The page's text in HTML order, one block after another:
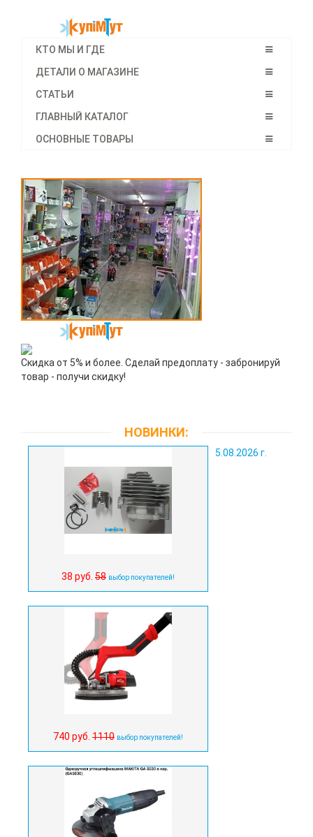
КТО МЫ И ГДЕ
ДЕТАЛИ О МАГАЗИНЕ
СТАТЬИ
ГЛАВНЫЙ КАТАЛОГ
ОСНОВНЫЕ ТОВАРЫ
Скидка от 5% и более. Сделай предоплату - забронируй
товар - получи скидку!
НОВИНКИ:
5.08.2026 г.
38 руб. 58 выбор покупателей!
740 руб. 1110 выбор покупателей!